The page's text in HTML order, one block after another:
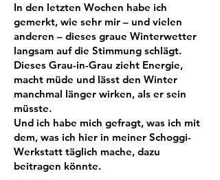
In den letzten Wochen habe ich
gemerkt, wie sehr mir – und vielen
anderen – dieses graue Winterwetter
langsam auf die Stimmung schlägt.
Dieses Grau-in-Grau zieht Energie,
macht müde und lässt den Winter
manchmal länger wirken, als er sein
müsste.
Und ich habe mich gefragt, was ich mit
dem, was ich hier in meiner Schoggi-
Werkstatt täglich mache, dazu
beitragen könnte.